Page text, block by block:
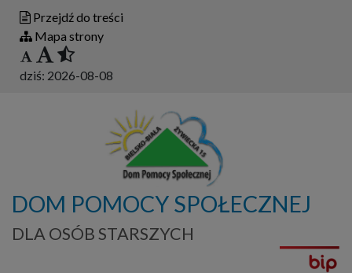
Przejdź do treści
Mapa strony
dziś: 2026-08-08
DOM POMOCY SPOŁECZNEJ
DLA OSÓB STARSZYCH